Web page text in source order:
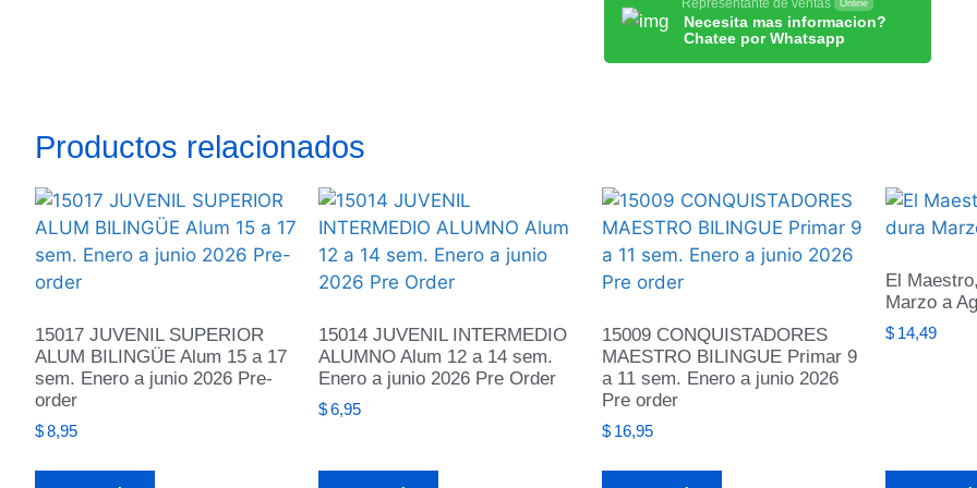
Representante de ventas Online
Necesita mas informacion?
Chatee por Whatsapp
Productos relacionados
15017 JUVENIL SUPERIOR
ALUM BILINGÜE Alum 15 a 17
sem. Enero a junio 2026 Pre-
order
$8,95
15014 JUVENIL INTERMEDIO
ALUMNO Alum 12 a 14 sem.
Enero a junio 2026 Pre Order
$6,95
15009 CONQUISTADORES
MAESTRO BILINGUE Primar 9
a 11 sem. Enero a junio 2026
Pre order
$ 16,95
El
Marzo a
$ 14,49